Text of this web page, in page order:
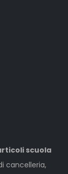
scuola
cancelleria,